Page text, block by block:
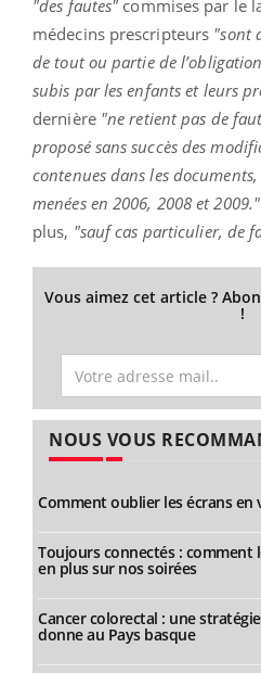
"des fautes" commises par le
médecins prescripteurs "sont
de tout ou partie de
subis par les enfants et leurs
dernière "ne retient pas de
proposé sans succès des
contenues dans les documents,
menées en 2006, 2008 et 2009."
plus, "sauf cas particulier, de
Vous aimez cet article ?
!
NOUS VOUS
Comment oublier les écrans en
Toujours connectés : comment
en plus sur nos soirées
Cancer colorectal : une
donne au Pays basque